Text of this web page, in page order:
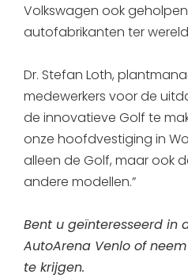
Volkswagen ook
autofabrikanten ter
Dr. Stefan Loth,
medewerkers voor de
de innovatieve Golf te
onze hoofdvestiging in
alleen de Golf, maar ook
andere modellen.”
Bent u geïnteresseerd in
AutoArena Venlo of
te krijgen.